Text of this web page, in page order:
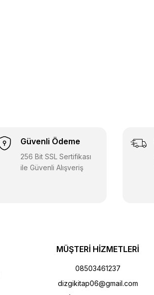
Güvenli Ödeme
256 Bit SSL Sertifikası
ile Güvenli Alışveriş
MÜŞTERİ HİZMETLERİ
08503461237
dizgikitap06@gmail.com